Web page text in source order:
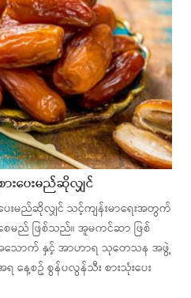
းပေးမည်ဆိုလျှင်
းမည်ဆိုလျှင် သင့်ကျန်းမာရေးအတွက်
စေမည် ဖြစ်သည်။ အူမကင်ဆာ ဖြစ်
းအသောက် နှင့် အာဟာရ သုတေသန အဖွဲ့
နေ့စဥ် စွန်ပလွန်သီး စားသုံးပေး